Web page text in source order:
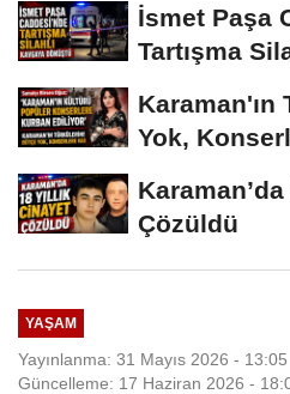
İsmet Paşa
Tartışma
Karaman'ın
Yok,
Çözüldü
YAŞAM
Yayınlanma: 31 Mayıs 2026 - 13:05
Güncelleme: 17 Haziran 2026 -